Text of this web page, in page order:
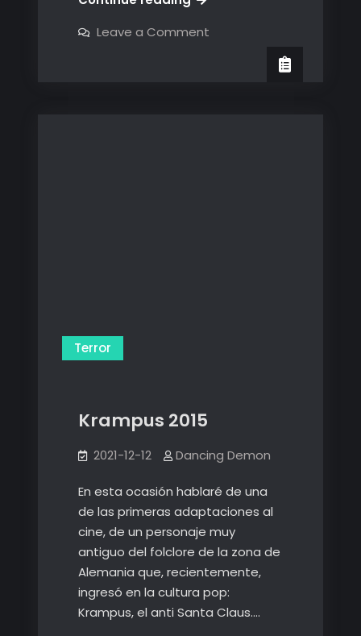
Leave a Commenton
Terror
Krampus 2015
2021-12-12 Dancing Demon
En esta ocasión hablaré de una
de las primeras adaptaciones al
cine, de un personaje muy
antiguo del folclore de la zona de
Alemania que, recientemente,
ingresó en la cultura pop:
Krampus, el anti Santa Claus.…